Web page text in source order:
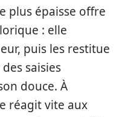
plus épaisse offre
: elle
puis les restitue
saisies
douce. À
réagit vite aux